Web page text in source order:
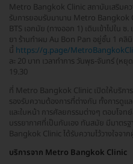
Metro Bangkok Clinic สถาบันเสริมค
รับการยอมรับมานาน Metro Bangkok
BTS เอกมัย (ทางออก 1) เดินเข้าไปใน
ยา ร้านทำผม Au Bon Pan อยู่ชั้น 1 คลินิกอยู่ชั้น 2 หรือสามารถก
นี้ https://g.page/
ละ 20 บาท เวลาทำการ วันพุธ-จันทร์ (ห
19.30
ที่ Metro Bangkok Clinic เปิดให้บริกา
รองรับความต้องการที่ต่างกัน ทั้งการดู
และใบหน้า การศัลยกรรมต่างๆ ตอบโจทย์สาวยุคใหม่ที่ใส่ใจรูปร่างและความงาม ด้วย
บรรยากาศที่เป็นกันเอง ทันสมัย มีมาตร
Bangkok Clinic ได้รับความไว้วางใจจา
บริการจาก Metro Bangkok Clinic